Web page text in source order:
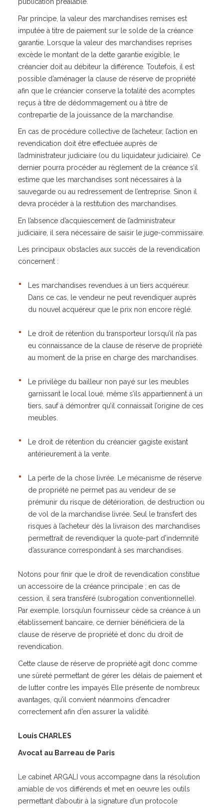
Par principe, la valeur des marchandises remises est
imputée à titre de paiement sur le solde de la créance
garantie. Lorsque la valeur des marchandises reprises
excède le montant de la dette garantie exigible, le
créancier doit au débiteur la différence. Toutefois, il est
possible d’aménager la clause de réserve de propriété
afin que le créancier conserve la totalité des acomptes
reçus à titre de dédommagement ou à titre de
contrepartie de la jouissance de la marchandise.
En cas de procédure collective de l’acheteur, l’action en
revendication doit être effectuée auprès de
l’administrateur judiciaire (ou du liquidateur judiciaire). Ce
dernier pourra procéder au règlement de la créance s’il
estime que les marchandises sont nécessaires à la
sauvegarde ou au redressement de l’entreprise. Sinon il
devra procéder à la restitution des marchandises.
En l’absence d’acquiescement de l’administrateur
judiciaire, il sera nécessaire de saisir le juge-commissaire.
Les principaux obstacles aux succès de la revendication
concernent :
Les marchandises revendues à un tiers acquéreur.
Dans ce cas, le vendeur ne peut revendiquer auprès
du nouvel acquéreur que le prix non encore réglé.
Le droit de rétention du transporteur lorsqu’il n’a pas
eu connaissance de la clause de réserve de propriété
au moment de la prise en charge des marchandises.
Le privilège du bailleur non payé sur les meubles
garnissant le local loué, même s’ils appartiennent à un
tiers, sauf à démontrer qu’il connaissait l’origine de ces
meubles.
Le droit de rétention du créancier gagiste existant
antérieurement à la vente.
La perte de la chose livrée. Le mécanisme de réserve
de propriété ne permet pas au vendeur de se
prémunir du risque de détérioration, de destruction ou
de vol de la marchandise livrée. Seul le transfert des
risques à l’acheteur dès la livraison des marchandises
permettrait de revendiquer la quote-part d’indemnité
d’assurance correspondant à ses marchandises.
Notons pour finir que le droit de revendication constitue
un accessoire de la créance principale ; en cas de
cession, il sera transféré (subrogation conventionnelle).
Par exemple, lorsqu’un fournisseur cède sa créance à un
établissement bancaire, ce dernier bénéficiera de la
clause de réserve de propriété et donc du droit de
revendication.
Cette clause de réserve de propriété agit donc comme
une sûreté permettant de gérer les délais de paiement et
de lutter contre les impayés Elle présente de nombreux
avantages, qu’il convient néanmoins d’encadrer
correctement afin d’en assurer la validité.
Louis CHARLES
Avocat au Barreau de Paris
Le cabinet ARGALI vous accompagne dans la résolution
amiable de vos différends et met en oeuvre les outils
permettant d’aboutir à la signature d’un protocole